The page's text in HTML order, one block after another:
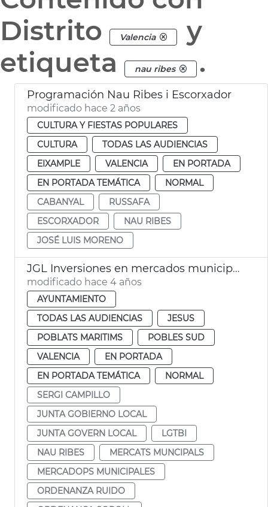
Distrito
Valencia
y
etiqueta
nau ribes .
Programación Nau Ribes i Escorxador
modificado hace 2 años
CULTURA Y FIESTAS POPULARES
CULTURA
TODAS LAS AUDIENCIAS
EIXAMPLE
VALENCIA
EN PORTADA
EN PORTADA TEMÁTICA
NORMAL
CABANYAL
RUSSAFA
ESCORXADOR
NAU RIBES
JOSÉ LUIS MORENO
JGL Inversiones en mercados municipales
modificado hace 4 años
AYUNTAMIENTO
TODAS LAS AUDIENCIAS
JESUS
POBLATS MARITIMS
POBLES SUD
VALENCIA
EN PORTADA
EN PORTADA TEMÁTICA
NORMAL
SERGI CAMPILLO
JUNTA GOBIERNO LOCAL
JUNTA GOVERN LOCAL
LGTBI
NAU RIBES
MERCATS MUNCIPALS
MERCADOPS MUNICIPALES
ORDENANZA RUIDO